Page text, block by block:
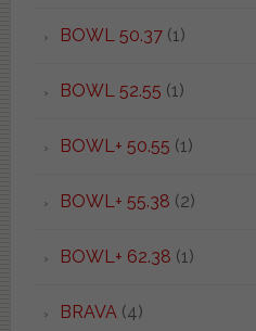
BOWL 50.37(1)
BOWL 52.55 (1)
BOWL+ 50.55 (1)
BOWL+ 55.38 (2)
BOWL+ 62.38 (1)
BRAVA (4)